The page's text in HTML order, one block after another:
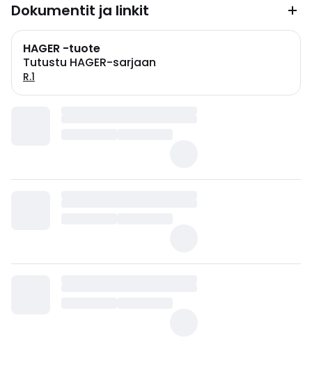
Dokumentit ja linkit
HAGER -tuote
Tutustu HAGER-sarjaan
R.1